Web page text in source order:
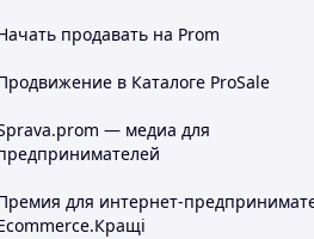
продавать на Prom
в Каталоге ProSale
— медиа для
для интернет-